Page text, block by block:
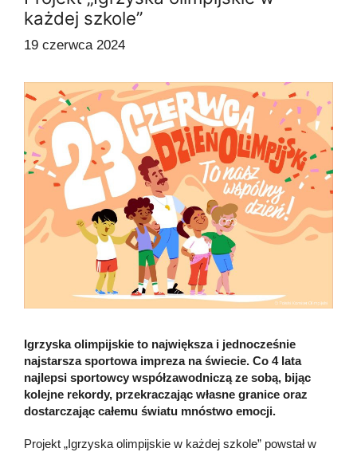
każdej szkole”
19 czerwca 2024
Igrzyska olimpijskie to największa i jednocześnie
najstarsza sportowa impreza na świecie. Co 4 lata
najlepsi sportowcy współzawodniczą ze sobą, bijąc
kolejne rekordy, przekraczając własne granice oraz
dostarczając całemu światu mnóstwo emocji.
Projekt „Igrzyska olimpijskie w każdej szkole” powstał w